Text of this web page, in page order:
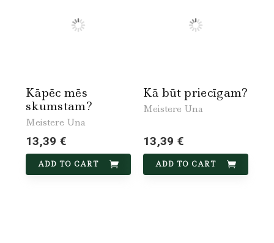
Kāpēc mēs
skumstam?
Meistere Una
13,39 €
ADD TO CART
Kā būt priecīgam?
Meistere Una
13,39 €
ADD TO CART